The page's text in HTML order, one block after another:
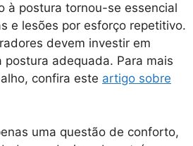
à postura tornou-se essencial
e lesões por esforço repetitivo.
devem investir em
adequada. Para mais
confira este artigo sobre
uma questão de conforto,